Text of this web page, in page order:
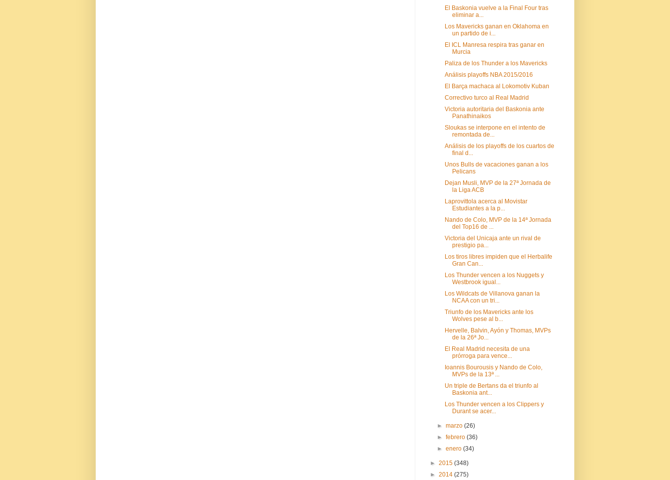
El Baskonia vuelve a la Final Four tras
eliminar a...
Los Mavericks ganan en Oklahoma en
un partido de i...
El ICL Manresa respira tras ganar en
Murcia
Paliza de los Thunder a los Mavericks
Análisis playoffs NBA 2015/2016
El Barça machaca al Lokomotiv Kuban
Correctivo turco al Real Madrid
Victoria autoritaria del Baskonia ante
Panathinaikos
Sloukas se interpone en el intento de
remontada de...
Análisis de los playoffs de los cuartos de
final d...
Unos Bulls de vacaciones ganan a los
Pelicans
Dejan Musli, MVP de la 27ª Jornada de
la Liga ACB
Laprovittola acerca al Movistar
Estudiantes a la p...
Nando de Colo, MVP de la 14ª Jornada
del Top16 de ...
Victoria del Unicaja ante un rival de
prestigio pa...
Los tiros libres impiden que el Herbalife
Gran Can...
Los Thunder vencen a los Nuggets y
Westbrook igual...
Los Wildcats de Villanova ganan la
NCAA con un tri...
Triunfo de los Mavericks ante los
Wolves pese al b...
Hervelle, Balvin, Ayón y Thomas, MVPs
de la 26ª Jo...
El Real Madrid necesita de una
prórroga para vence...
Ioannis Bourousis y Nando de Colo,
MVPs de la 13ª ...
Un triple de Bertans da el triunfo al
Baskonia ant...
Los Thunder vencen a los Clippers y
Durant se acer...
►marzo(26)
►febrero(36)
►enero(34)
► 2015 (348)
► 2014 (275)